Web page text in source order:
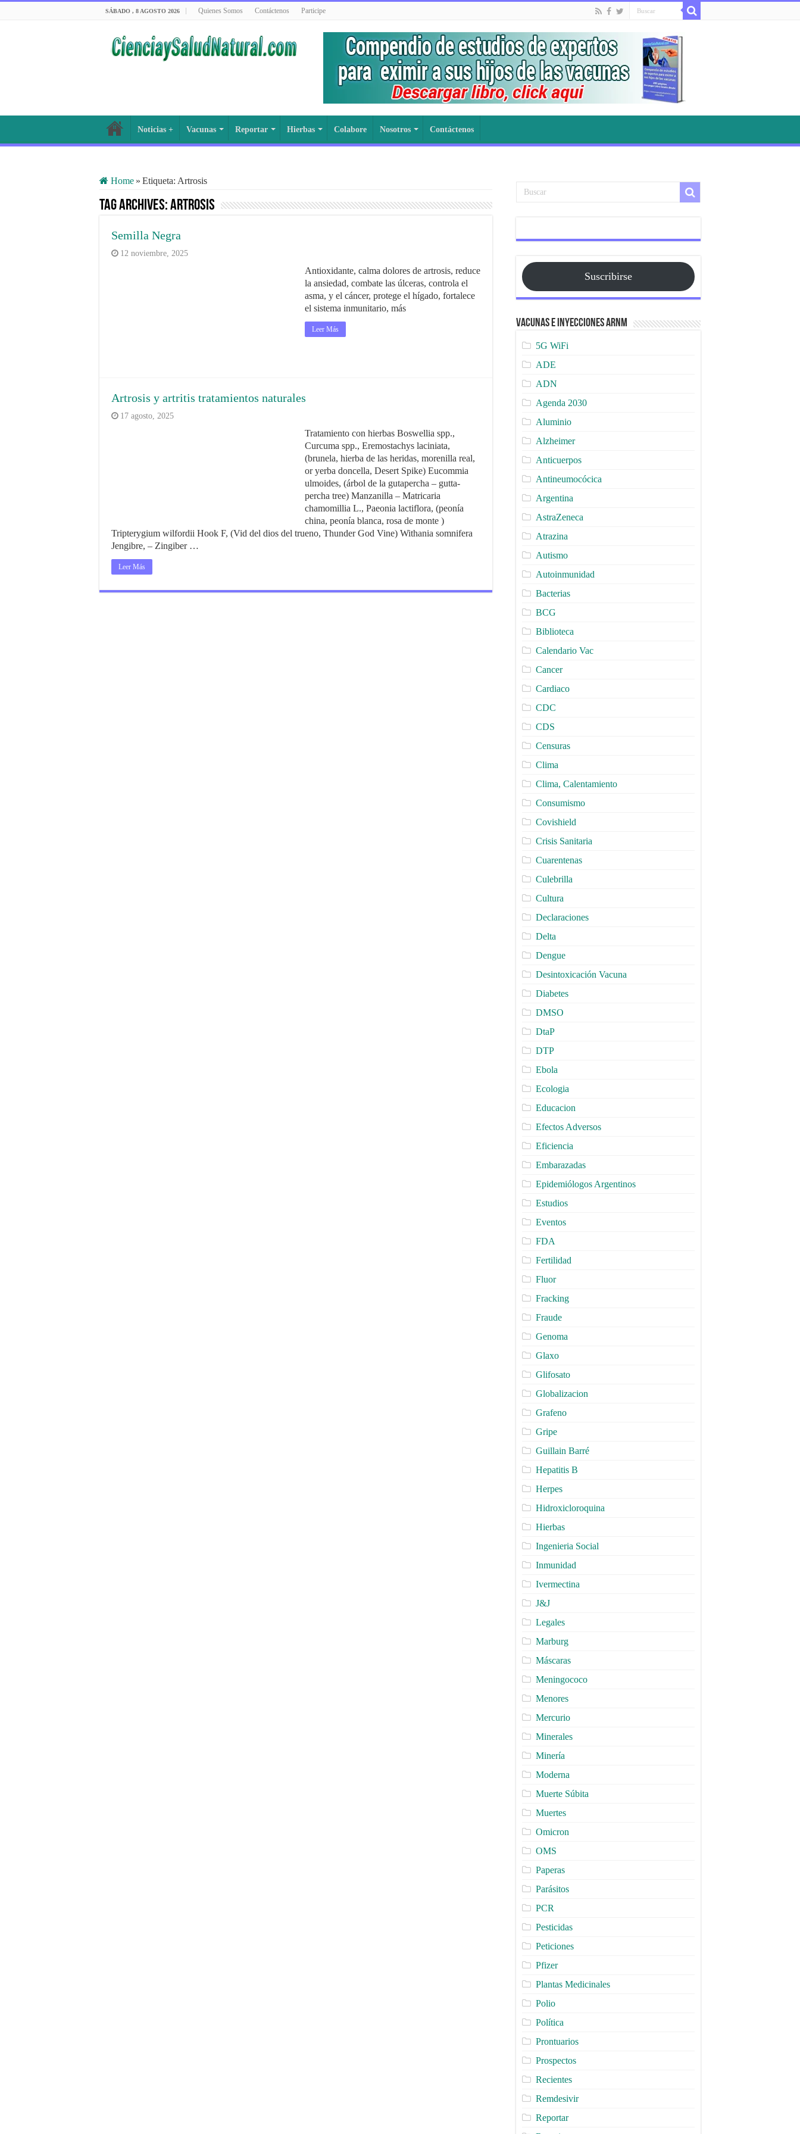
SÁBADO , 8 AGOSTO 2026 Quienes Somos Contáctenos Participe
Noticias + Vacunas Reportar Hierbas Colabore Nosotros Contáctenos
Home » Etiqueta: Artrosis
Tag Archives:Artrosis
Semilla Negra
12 noviembre, 2025
Antioxidante, calma dolores de artrosis, reduce
la ansiedad, combate las úlceras, controla el
asma, y el cáncer, protege el hígado, fortalece
el sistema inmunitario, más
Leer Más
Artrosis y artritis tratamientos naturales
17 agosto, 2025
Tratamiento con hierbas Boswellia spp.,
Curcuma spp., Eremostachys laciniata,
(brunela, hierba de las heridas, morenilla real,
or yerba doncella, Desert Spike) Eucommia
ulmoides, (árbol de la gutapercha – gutta-
percha tree) Manzanilla – Matricaria
chamomillia L., Paeonia lactiflora, (peonía
china, peonía blanca, rosa de monte )
Tripterygium wilfordii Hook F, (Vid del dios del trueno, Thunder God Vine) Withania somnifera
Jengibre, – Zingiber …
Leer Más
Suscribirse
Vacunas e Inyecciones ARNm
5G WiFi
ADE
ADN
Agenda 2030
Aluminio
Alzheimer
Anticuerpos
Antineumocócica
Argentina
AstraZeneca
Atrazina
Autismo
Autoinmunidad
Bacterias
BCG
Biblioteca
Calendario Vac
Cancer
Cardiaco
CDC
CDS
Censuras
Clima
Clima, Calentamiento
Consumismo
Covishield
Crisis Sanitaria
Cuarentenas
Culebrilla
Cultura
Declaraciones
Delta
Dengue
Desintoxicación Vacuna
Diabetes
DMSO
DtaP
DTP
Ebola
Ecologia
Educacion
Efectos Adversos
Eficiencia
Embarazadas
Epidemiólogos Argentinos
Estudios
Eventos
FDA
Fertilidad
Fluor
Fracking
Fraude
Genoma
Glaxo
Glifosato
Globalizacion
Grafeno
Gripe
Guillain Barré
Hepatitis B
Herpes
Hidroxicloroquina
Hierbas
Ingenieria Social
Inmunidad
Ivermectina
J&J
Legales
Marburg
Máscaras
Meningococo
Menores
Mercurio
Minerales
Minería
Moderna
Muerte Súbita
Muertes
Omicron
OMS
Paperas
Parásitos
PCR
Pesticidas
Peticiones
Pfizer
Plantas Medicinales
Polio
Política
Prontuarios
Prospectos
Recientes
Remdesivir
Reportar